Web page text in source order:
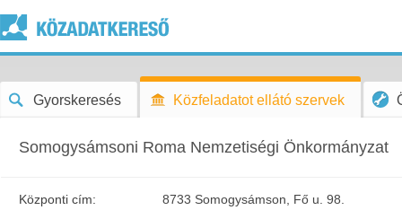
Gyorskeresés Közfeladatot ellátó szervek
Somogysámsoni Roma Nemzetiségi Önkormányzat
Központi cím: 8733 Somogysámson, Fő u. 98.